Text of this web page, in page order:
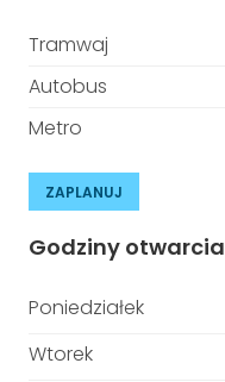
Tramwaj
Autobus
Metro
ZAPLANUJ
Godziny otwarcia
Poniedziałek
Wtorek